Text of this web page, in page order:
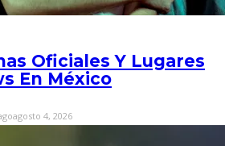
Oficiales Y Lugares
En México
agosto 4, 2026